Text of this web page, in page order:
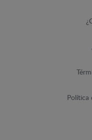
Política